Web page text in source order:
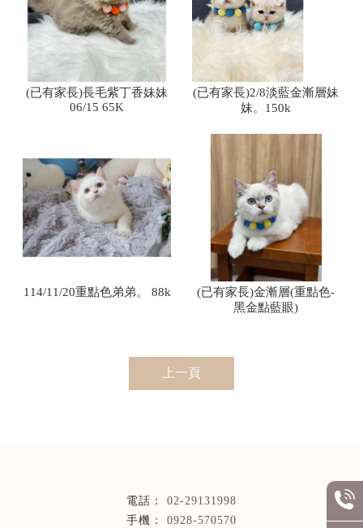
(已有家長)長毛紫丁香妹妹
06/15 65K
(已有家長)2/8淡藍金漸層妹
妹。150k
114/11/20重點色弟弟。 88k
(已有家長)金漸層(重點色-
黑金點藍眼)
上一頁
02-29131998
0928-570570